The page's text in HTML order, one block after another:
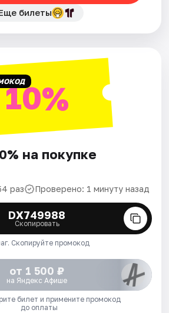
билеты
10%
на покупке
раз Проверено: 1 минуту назад
DX749988
Скопировать
Скопируйте промокод
от 1 500 ₽
на Яндекс Афише
билет и примените промокод
до оплаты